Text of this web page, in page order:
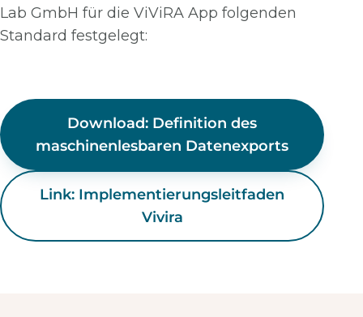
Lab GmbH für die ViViRA App folgenden
Standard festgelegt:
Download: Definition des
maschinenlesbaren Datenexports
Link: Implementierungsleitfaden
Vivira